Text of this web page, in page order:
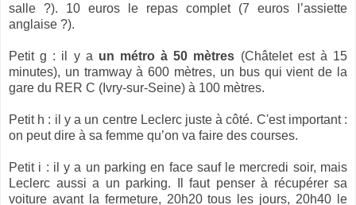
salle ?). 10 euros le repas complet (7 euros l’assiette
anglaise ?).
Petit g : il y a un métro à 50 mètres (Châtelet est à 15
minutes), un tramway à 600 mètres, un bus qui vient de la
gare du RER C (Ivry-sur-Seine) à 100 mètres.
Petit h : il y a un centre Leclerc juste à côté. C'est important :
on peut dire à sa femme qu’on va faire des courses.
Petit i : il y a un parking en face sauf le mercredi soir, mais
Leclerc aussi a un parking. Il faut penser à récupérer sa
voiture avant la fermeture, 20h20 tous les jours, 20h40 le